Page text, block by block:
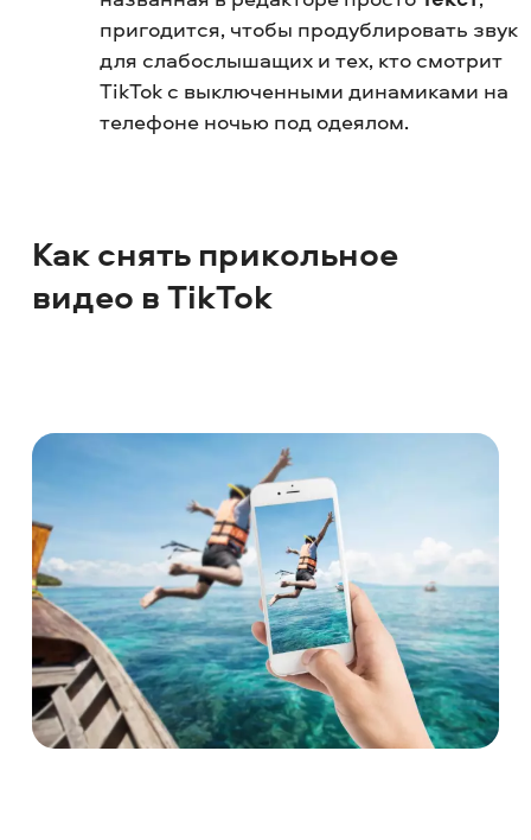
пригодится, чтобы продублировать звук
для слабослышащих и тех, кто смотрит
TikTok с выключенными динамиками на
телефоне ночью под одеялом.
Как снять прикольное
видео в TikTok